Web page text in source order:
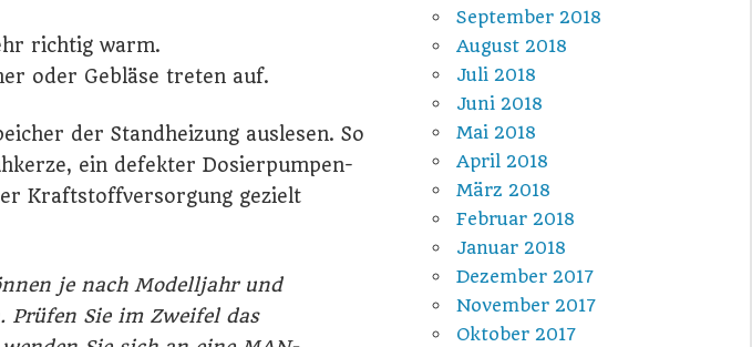
richtig warm.
oder Gebläse treten auf.
der Standheizung auslesen. So
ein defekter Dosierpumpen-
Kraftstoffversorgung gezielt
je nach Modelljahr und
Prüfen Sie im Zweifel das
September 2018
August 2018
Juli 2018
Juni 2018
Mai 2018
April 2018
März 2018
Februar 2018
Januar 2018
Dezember 2017
November 2017
Oktober 2017